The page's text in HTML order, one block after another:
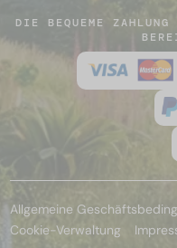
DIE BEQUEME
Allgemeine
Cookie-Verwaltung